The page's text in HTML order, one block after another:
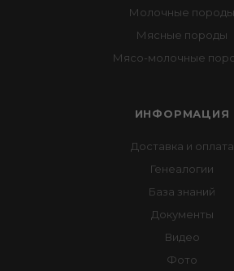
Молочные породы
Мясные породы
Мясо-молочные
ИНФОРМАЦИЯ
Доставка и оплата
Генеалогии
База знаний
Документы
Видео
Фото